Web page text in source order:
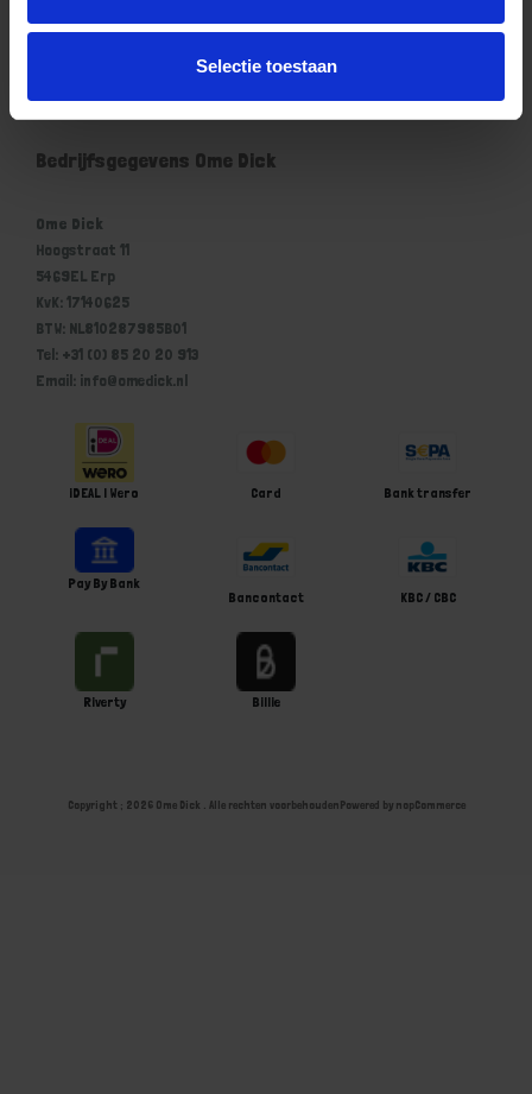
Selectie toestaan
Winkelwagen
Bedrijfsgegevens Ome Dick
Ome Dick
Hoogstraat 11
5469EL Erp
KvK: 17140625
BTW: NL810287985B01
Tel: +31 (0) 85 20 20 913
Email: info@omedick.nl
iDEAL | Wero Card Bank transfer
Pay By Bank
Bancontact
KBC / CBC
Riverty Billie
Copyright ; 2026 Ome Dick . Alle rechten voorbehoudenPowered by nopCommerce